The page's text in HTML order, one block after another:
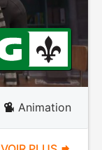
Animation